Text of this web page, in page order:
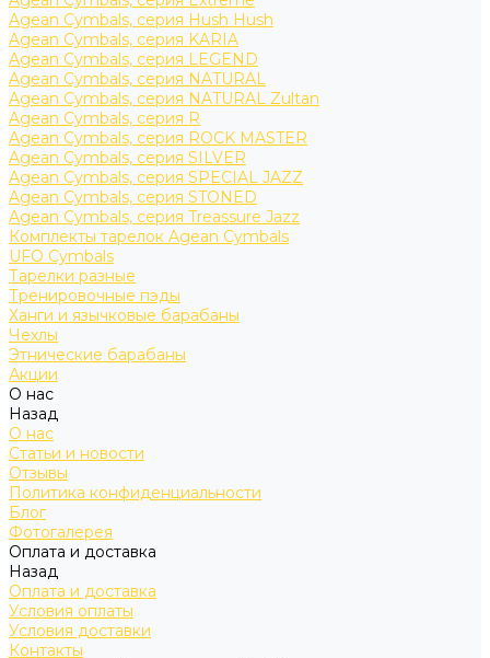
Agean Cymbals, серия Hush Hush
Agean Cymbals, серия KARIA
Agean Cymbals, серия LEGEND
Agean Cymbals, серия NATURAL
Agean Cymbals, серия NATURAL Zultan
Agean Cymbals, серия R
Agean Cymbals, серия ROCK MASTER
Agean Cymbals, серия SILVER
Agean Cymbals, серия SPECIAL JAZZ
Agean Cymbals, серия STONED
Agean Cymbals, серия Treassure Jazz
Комплекты тарелок Agean Cymbals
UFO Cymbals
Тарелки разные
Тренировочные пэды
Ханги и язычковые барабаны
Чехлы
Этнические барабаны
Акции
О нас
Назад
О нас
Статьи и новости
Отзывы
Политика конфиденциальности
Блог
Фотогалерея
Оплата и доставка
Назад
Оплата и доставка
Условия оплаты
Условия доставки
Контакты